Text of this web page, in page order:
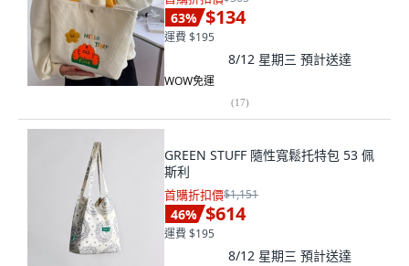
63% $134
運費 $195
8/12 星期三 預計送達
WOW免運
(17)
GREEN STUFF 隨性寬鬆托特包 53 佩
斯利
首購折扣價$1,151
46% $614
運費 $195
8/12 星期三 預計送達